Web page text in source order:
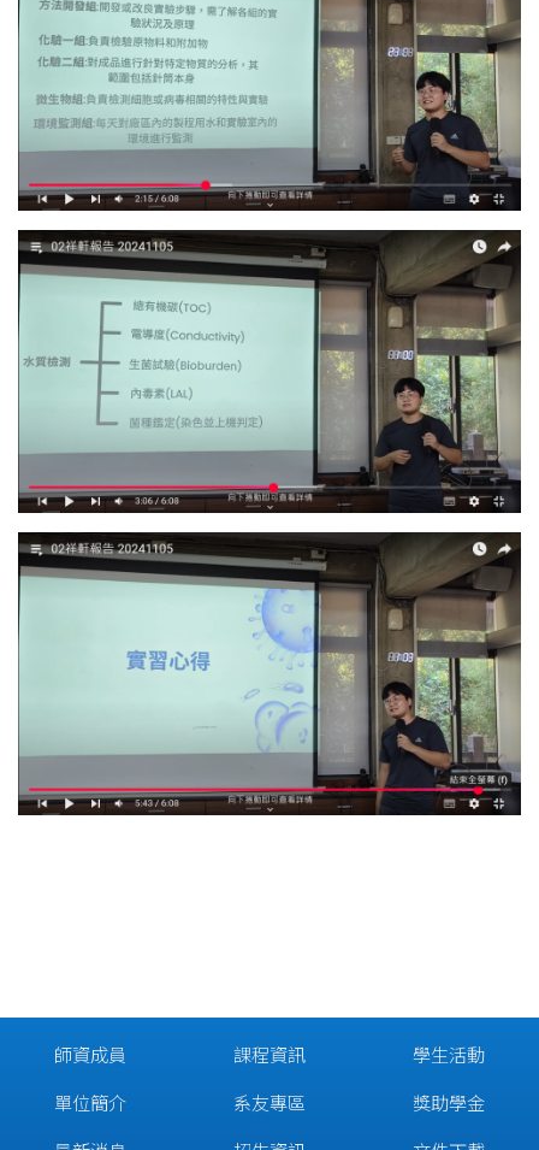
師資成員
單位簡介
課程資訊
系友專區
學生活動
獎助學金